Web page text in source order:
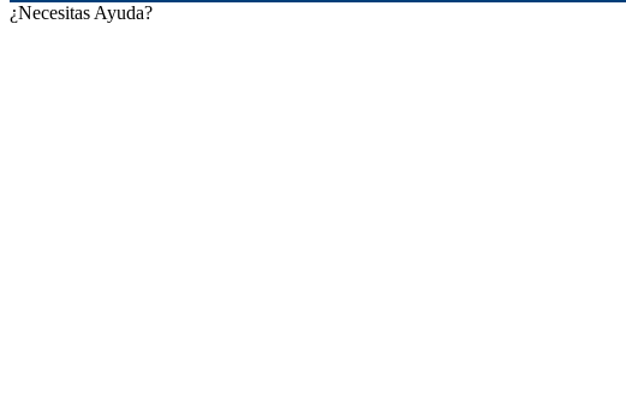
¿Necesitas Ayuda?